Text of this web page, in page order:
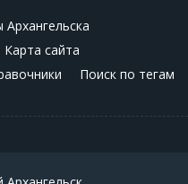
Архангельска
Карта сайта
Поиск по тегам